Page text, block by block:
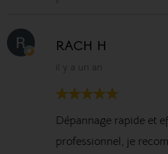
RACH H
il y a un an
Dépannage rapide et
professionnel, je